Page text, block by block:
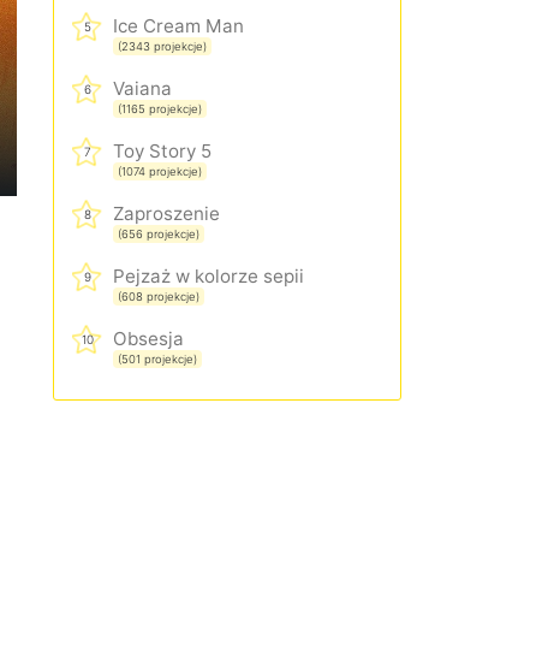
5 Ice Cream Man
(2343 projekcje)
6 Vaiana
(1165 projekcje)
7 Toy Story 5
(1074 projekcje)
8 Zaproszenie
(656 projekcje)
9 Pejzaż w kolorze sepii
(608 projekcje)
10 Obsesja
(501 projekcje)